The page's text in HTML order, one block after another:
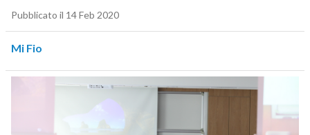
Pubblicato il 14 Feb 2020
Mi Fio